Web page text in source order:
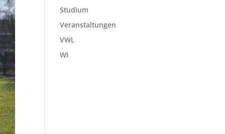
Studium
Veranstaltungen
VWL
WI